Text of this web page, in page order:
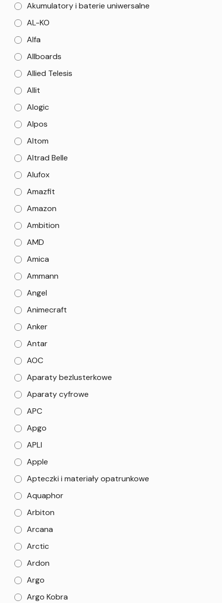
Akumulatory i baterie uniwersalne
AL-KO
Alfa
Allboards
Allied Telesis
Allit
Alogic
Alpos
Altom
Altrad Belle
Alufox
Amazfit
Amazon
Ambition
AMD
Amica
Ammann
Angel
Animecraft
Anker
Antar
AOC
Aparaty bezlusterkowe
Aparaty cyfrowe
APC
Apgo
APLI
Apple
Apteczki i materiały opatrunkowe
Aquaphor
Arbiton
Arcana
Arctic
Ardon
Argo
Argo Kobra